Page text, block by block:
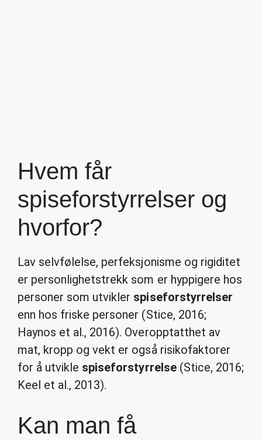
Hvem får
spiseforstyrrelser og
hvorfor?
Lav selvfølelse, perfeksjonisme og rigiditet
er personlighetstrekk som er hyppigere hos
personer som utvikler spiseforstyrrelser
enn hos friske personer (Stice, 2016;
Haynos et al., 2016). Overopptatthet av
mat, kropp og vekt er også risikofaktorer
for å utvikle spiseforstyrrelse(Stice, 2016;
Keel et al., 2013).
Kan man få